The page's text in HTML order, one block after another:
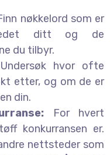
nøkkelord som er
ditt og de
du tilbyr.
Undersøk hvor ofte
etter, og om de er
din.
For hvert
konkurransen er.
nettsteder som